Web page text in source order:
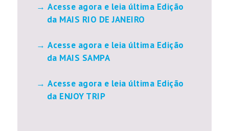
Acesse agora e leia última Edição
da MAIS RIO DE JANEIRO
Acesse agora e leia última Edição
da MAIS SAMPA
Acesse agora e leia última Edição
da ENJOY TRIP